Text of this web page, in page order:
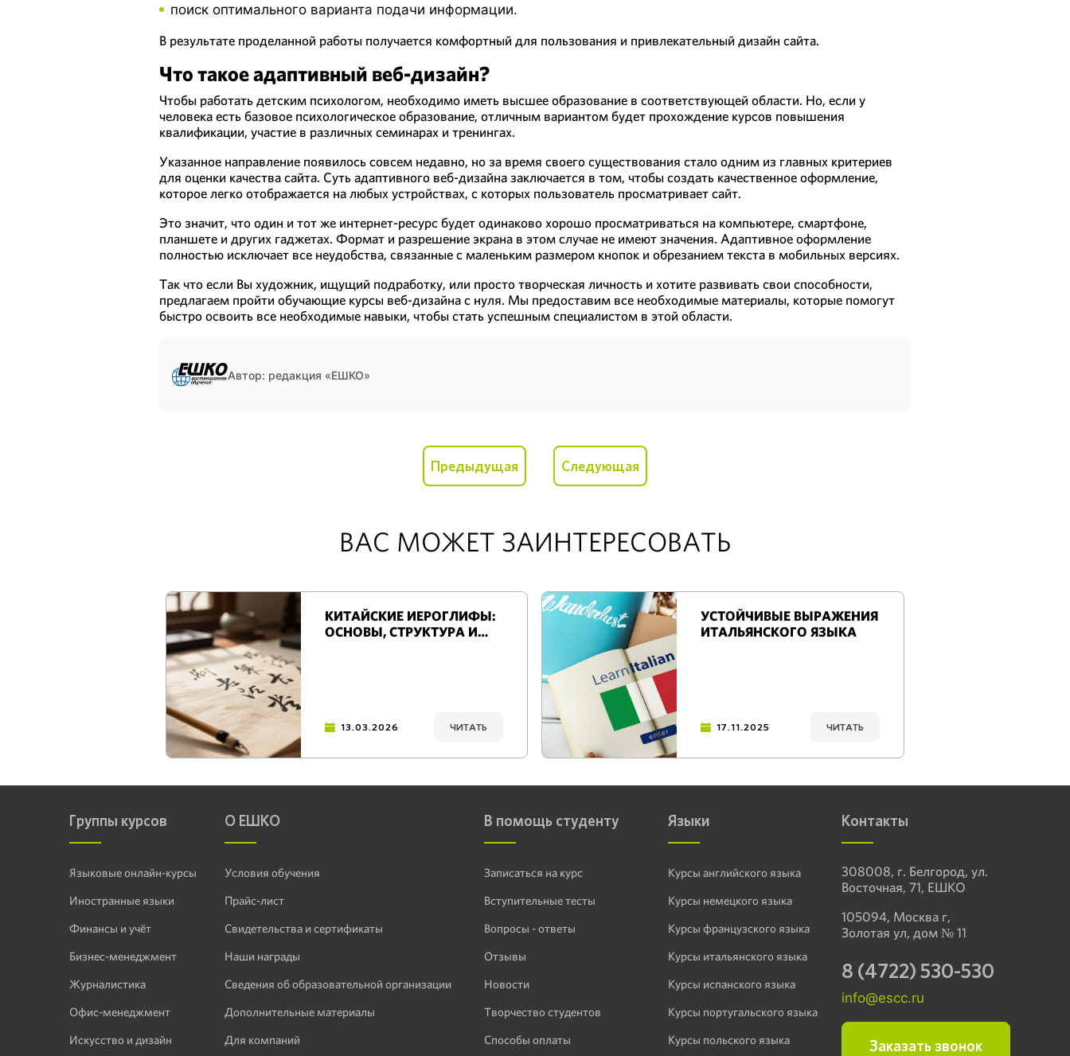
поиск оптимального варианта подачи информации.
В результате проделанной работы получается комфортный для пользования и привлекательный дизайн сайта.
Что такое адаптивный веб-дизайн?
Чтобы работать детским психологом, необходимо иметь высшее образование в соответствующей области. Но, если у
человека есть базовое психологическое образование, отличным вариантом будет прохождение курсов повышения
квалификации, участие в различных семинарах и тренингах.
Указанное направление появилось совсем недавно, но за время своего существования стало одним из главных критериев
для оценки качества сайта. Суть адаптивного веб-дизайна заключается в том, чтобы создать качественное оформление,
которое легко отображается на любых устройствах, с которых пользователь просматривает сайт.
Это значит, что один и тот же интернет-ресурс будет одинаково хорошо просматриваться на компьютере, смартфоне,
планшете и других гаджетах. Формат и разрешение экрана в этом случае не имеют значения. Адаптивное оформление
полностью исключает все неудобства, связанные с маленьким размером кнопок и обрезанием текста в мобильных версиях.
Так что если Вы художник, ищущий подработку, или просто творческая личность и хотите развивать свои способности,
предлагаем пройти обучающие курсы веб-дизайна с нуля. Мы предоставим все необходимые материалы, которые помогут
быстро освоить все необходимые навыки, чтобы стать успешным специалистом в этой области.
Автор: редакция «ЕШКО»
Предыдущая Следующая
ВАС МОЖЕТ ЗАИНТЕРЕСОВАТЬ
КИТАЙСКИЕ ИЕРОГЛИФЫ:
ОСНОВЫ, СТРУКТУРА И
13.03.2026 ЧИТАТЬ
УСТОЙЧИВЫЕ ВЫРАЖЕНИЯ
ИТАЛЬЯНСКОГО ЯЗЫКА
17.11.2025 ЧИТАТЬ
Группы курсов
Языковые онлайн-курсы
Иностранные языки
Финансы и учёт
Бизнес-менеджмент
Журналистика
Офис-менеджмент
Искусство и дизайн
О ЕШКО
Условия обучения
Прайс-лист
Свидетельства и сертификаты
Наши награды
Сведения об образовательной организации
Дополнительные материалы
Для компаний
В помощь студенту
Записаться на курс
Вступительные тесты
Вопросы - ответы
Отзывы
Новости
Творчество студентов
Способы оплаты
Языки
Курсы английского языка
Курсы немецкого языка
Курсы французского языка
Курсы итальянского языка
Курсы испанского языка
Курсы португальского языка
Курсы польского языка
Контакты
308008, г. Белгород, ул.
Восточная, 71, ЕШКО
105094, Москва г,
Золотая ул, дом № 11
8 (4722) 530-530
info@escc.ru
Заказать звонок